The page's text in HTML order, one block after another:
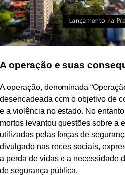
A operação e suas
A operação, denominada
desencadeada com o objetivo de
e a violência no estado. No
mortos levantou questões sobre a
utilizadas pelas forças de
divulgado nas redes sociais,
a perda de vidas e a necessidade
de segurança pública.